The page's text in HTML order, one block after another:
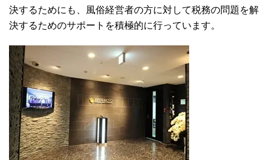
決するためにも、風俗経営者の方に対して税務の問題を解
決するためのサポートを積極的に行っています。